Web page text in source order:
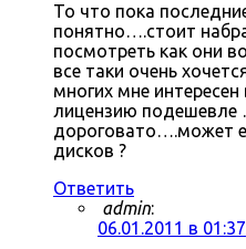
То что пока
понятно….стоит
посмотреть как они
все таки очень
многих мне
лицензию подешевле
дороговато….может
дисков ?
Ответить
admin:
06.01.2011 в 01:37